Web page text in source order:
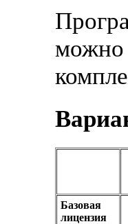
можно
Базовая
лицензия